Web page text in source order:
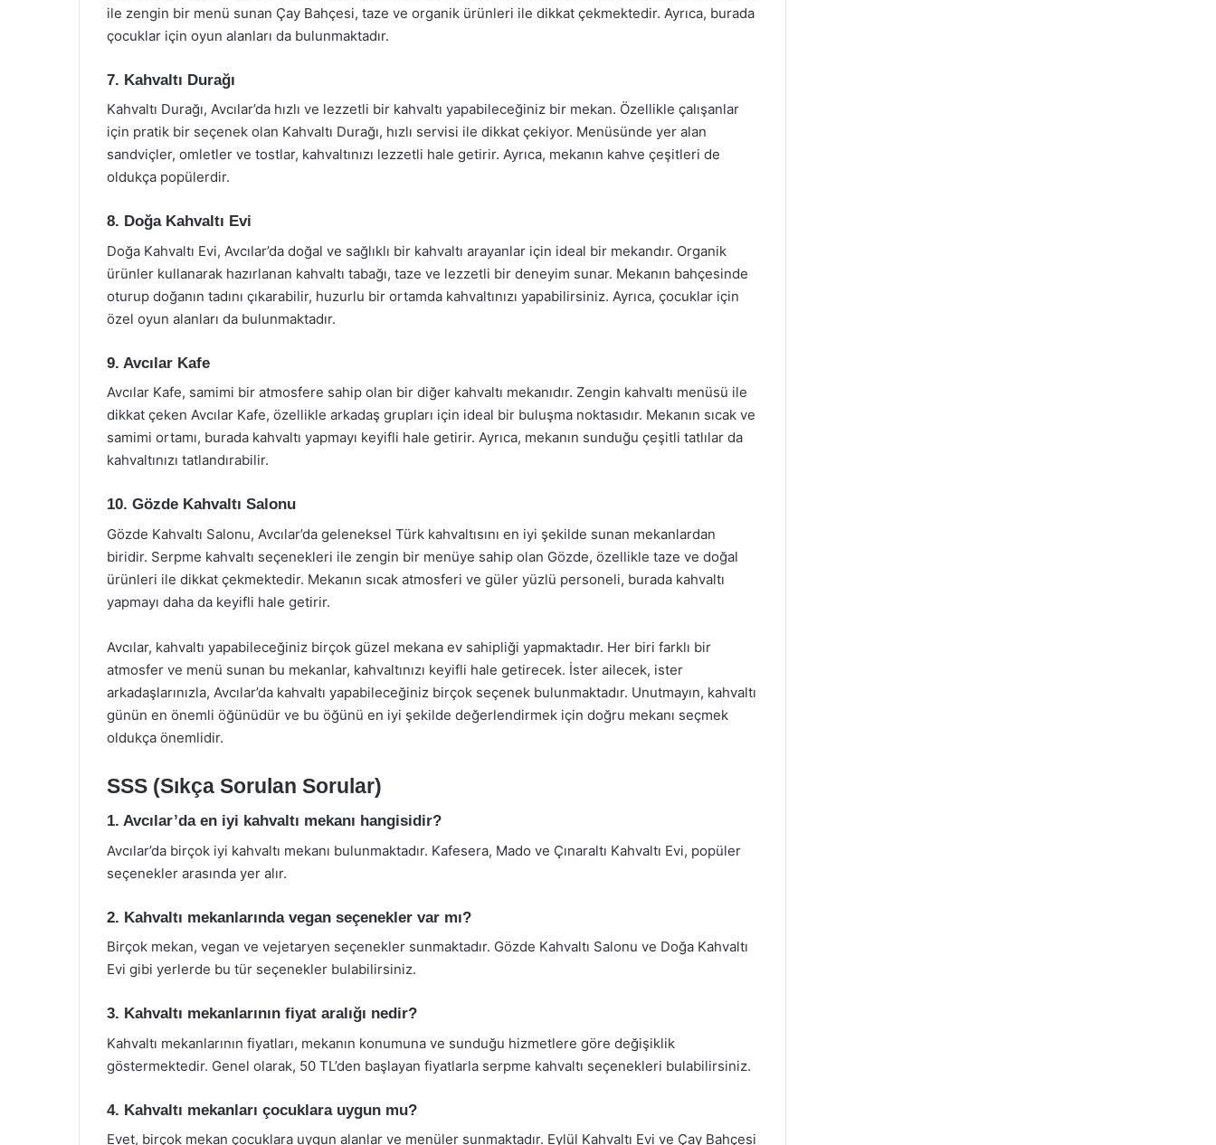
ile zengin bir menü sunan Çay Bahçesi, taze ve organik ürünleri ile dikkat çekmektedir. Ayrıca, burada
çocuklar için oyun alanları da bulunmaktadır.
7. Kahvaltı Durağı
Kahvaltı Durağı, Avcılar’da hızlı ve lezzetli bir kahvaltı yapabileceğiniz bir mekan. Özellikle çalışanlar
için pratik bir seçenek olan Kahvaltı Durağı, hızlı servisi ile dikkat çekiyor. Menüsünde yer alan
sandviçler, omletler ve tostlar, kahvaltınızı lezzetli hale getirir. Ayrıca, mekanın kahve çeşitleri de
oldukça popülerdir.
8. Doğa Kahvaltı Evi
Doğa Kahvaltı Evi, Avcılar’da doğal ve sağlıklı bir kahvaltı arayanlar için ideal bir mekandır. Organik
ürünler kullanarak hazırlanan kahvaltı tabağı, taze ve lezzetli bir deneyim sunar. Mekanın bahçesinde
oturup doğanın tadını çıkarabilir, huzurlu bir ortamda kahvaltınızı yapabilirsiniz. Ayrıca, çocuklar için
özel oyun alanları da bulunmaktadır.
9. Avcılar Kafe
Avcılar Kafe, samimi bir atmosfere sahip olan bir diğer kahvaltı mekanıdır. Zengin kahvaltı menüsü ile
dikkat çeken Avcılar Kafe, özellikle arkadaş grupları için ideal bir buluşma noktasıdır. Mekanın sıcak ve
samimi ortamı, burada kahvaltı yapmayı keyifli hale getirir. Ayrıca, mekanın sunduğu çeşitli tatlılar da
kahvaltınızı tatlandırabilir.
10. Gözde Kahvaltı Salonu
Gözde Kahvaltı Salonu, Avcılar’da geleneksel Türk kahvaltısını en iyi şekilde sunan mekanlardan
biridir. Serpme kahvaltı seçenekleri ile zengin bir menüye sahip olan Gözde, özellikle taze ve doğal
ürünleri ile dikkat çekmektedir. Mekanın sıcak atmosferi ve güler yüzlü personeli, burada kahvaltı
yapmayı daha da keyifli hale getirir.
Avcılar, kahvaltı yapabileceğiniz birçok güzel mekana ev sahipliği yapmaktadır. Her biri farklı bir
atmosfer ve menü sunan bu mekanlar, kahvaltınızı keyifli hale getirecek. İster ailecek, ister
arkadaşlarınızla, Avcılar’da kahvaltı yapabileceğiniz birçok seçenek bulunmaktadır. Unutmayın, kahvaltı
günün en önemli öğünüdür ve bu öğünü en iyi şekilde değerlendirmek için doğru mekanı seçmek
oldukça önemlidir.
SSS (Sıkça Sorulan Sorular)
1. Avcılar’da en iyi kahvaltı mekanı hangisidir?
Avcılar’da birçok iyi kahvaltı mekanı bulunmaktadır. Kafesera, Mado ve Çınaraltı Kahvaltı Evi, popüler
seçenekler arasında yer alır.
2. Kahvaltı mekanlarında vegan seçenekler var mı?
Birçok mekan, vegan ve vejetaryen seçenekler sunmaktadır. Gözde Kahvaltı Salonu ve Doğa Kahvaltı
Evi gibi yerlerde bu tür seçenekler bulabilirsiniz.
3. Kahvaltı mekanlarının fiyat aralığı nedir?
Kahvaltı mekanlarının fiyatları, mekanın konumuna ve sunduğu hizmetlere göre değişiklik
göstermektedir. Genel olarak, 50 TL’den başlayan fiyatlarla serpme kahvaltı seçenekleri bulabilirsiniz.
4. Kahvaltı mekanları çocuklara uygun mu?
Evet, birçok mekan çocuklara uygun alanlar ve menüler sunmaktadır. Eylül Kahvaltı Evi ve Çay Bahçesi